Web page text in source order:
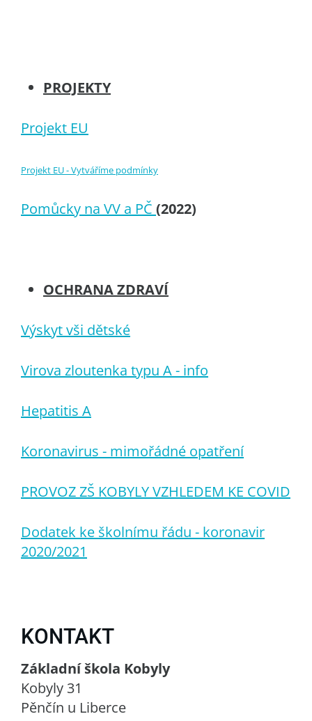
PROJEKTY
Projekt EU
Projekt EU - Vytváříme podmínky
Pomůcky na VV a PČ (2022)
OCHRANA ZDRAVÍ
Výskyt vši dětské
Virova zloutenka typu A - info
Hepatitis A
Koronavirus - mimořádné opatření
PROVOZ ZŠ KOBYLY VZHLEDEM KE COVID
Dodatek ke školnímu řádu - koronavir
2020/2021
KONTAKT
Základní škola Kobyly
Kobyly 31
Pěnčín u Liberce